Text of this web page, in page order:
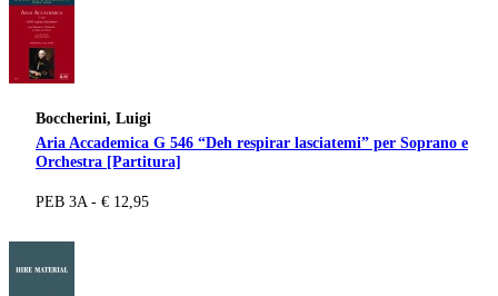
Boccherini, Luigi
Aria Accademica G 546 “Deh respirar lasciatemi” per Soprano e
Orchestra [Partitura]
PEB 3A - € 12,95